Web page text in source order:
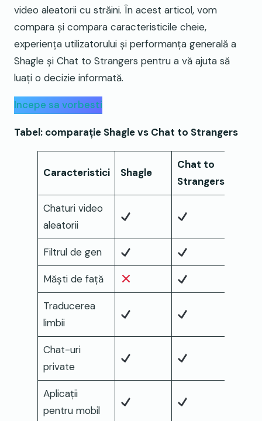
video aleatorii cu străini. În acest articol, vom
compara și compara caracteristicile cheie,
experiența utilizatorului și performanța generală a
Shagle și Chat to Strangers pentru a vă ajuta să
luați o decizie informată.
Incepe sa vorbesti
Tabel: comparație Shagle vs Chat to Strangers
Caracteristici Shagle
Chat to
Strangers
Chaturi video
aleatorii
Filtrul de gen
Măști de față
Traducerea
limbii
Chat-uri
private
Aplicații
pentru mobil